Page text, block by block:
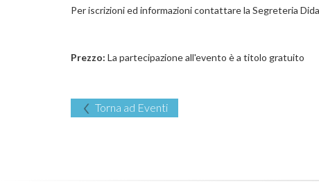
Per iscrizioni ed informazioni contattare la Segreteria
Prezzo: La partecipazione all'evento è a titolo gratuito
Torna ad Eventi